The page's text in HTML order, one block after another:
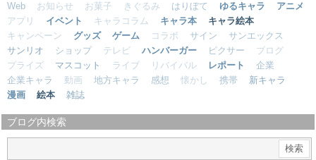
Web
お知らせ お菓子 きぐるみ はりぼて ゆるキャラ
アニメ
アプリ
イベント キャラコラム キャラ本
キャラ絵本
キャンペーン
グッズ ゲーム コラボ サイン
サンエックス
サンリオ
ショップ テレビ ハンバーガー ピクサー
ブログ
プライズ
マスコット ライブ リバイバル レポート
企業
企業キャラ
動画 地方キャラ 感想 懐かし 携帯
新キャラ
漫画
絵本 雑誌
ブログ内検索